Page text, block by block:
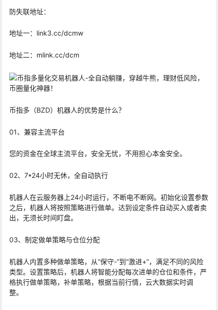
防失联地址：
地址一：link3.cc/dcmw
地址二：mlink.cc/dcm
币指多（BZD）机器人的优势是什么？
01、兼容主流平台
您的资金在全球主流平台，安全无忧，不用担心本金安全。
02、7*24小时无休，全自动执行
机器人在云服务器上24小时运行，不断电不断网。初始化设置参数
之后，机器人将按照策略进行做单。达到设定条件自动买入或者卖
出，无须长时间盯盘。
03、制定做单策略与仓位分配
机器人内置多种做单策略，从“保守-”到“激进+”，满足不同的风险
类型。设置策略后，机器人将智能分配每次进单的仓位和条件，严
格执行做单策略，补单策略，根据当前行情，云大数据实时调
整。